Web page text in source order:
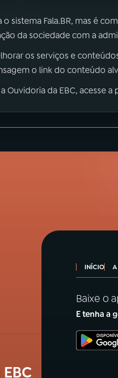
sistema Fala.BR, mas é
da sociedade com a
os serviços e
o link do conteúdo
Ouvidoria da EBC, acesse
INÍCIO
Baixe o
E tenha a